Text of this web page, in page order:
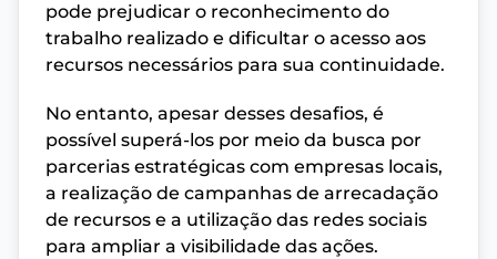
pode prejudicar o reconhecimento do
trabalho realizado e dificultar o acesso aos
recursos necessários para sua continuidade.
No entanto, apesar desses desafios, é
possível superá-los por meio da busca por
parcerias estratégicas com empresas locais,
a realização de campanhas de arrecadação
de recursos e a utilização das redes sociais
para ampliar a visibilidade das ações.